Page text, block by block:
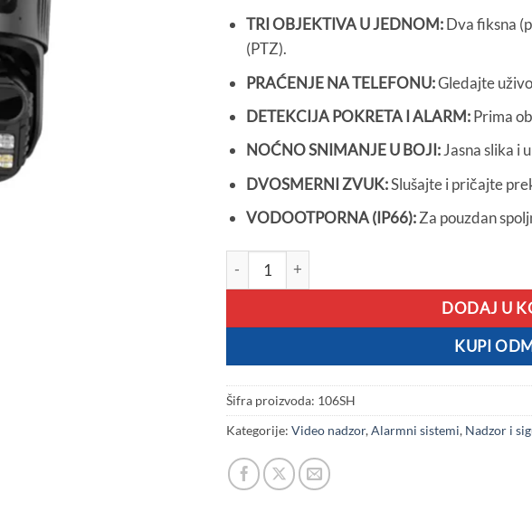
TRI OBJEKTIVA U JEDNOM:Dva fiksna
(PTZ).
PRAĆENJE NA TELEFONU:Gledajte
DETEKCIJA POKRETA I ALARM:Prima
NOĆNO SNIMANJE U BOJI:Jasna slika i
DVOSMERNI ZVUK:Slušajte i pričajte
VODOOTPORNA (IP66):Za pouzdan
DODAJ U
KUPI
Šifra proizvoda: 106SH
Kategorije: Video nadzor,Alarmni sistemi, Nadzor i